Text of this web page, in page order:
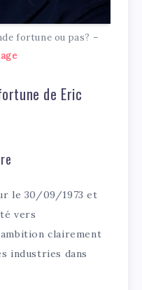
fortune ou pas? –
de Eric
le 30/09/1973 et
vers
clairement
industries dans